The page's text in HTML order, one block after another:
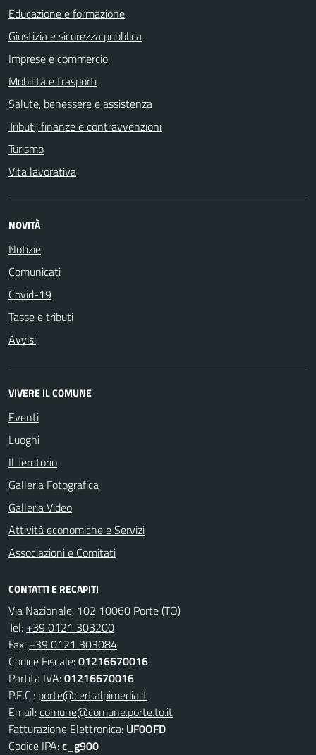
Educazione e formazione
Giustizia e sicurezza pubblica
Imprese e commercio
Mobilità e trasporti
Salute, benessere e assistenza
Tributi, finanze e contravvenzioni
Turismo
Vita lavorativa
NOVITÀ
Notizie
Comunicati
Covid-19
Tasse e tributi
Avvisi
VIVERE IL COMUNE
Eventi
Luoghi
Il Territorio
Galleria Fotografica
Galleria Video
Attività economiche e Servizi
Associazioni e Comitati
CONTATTI E RECAPITI
Via Nazionale, 102 10060 Porte (TO)
Tel: +39 0121 303200
Fax: +39 0121 303084
Codice Fiscale:01216670016
Partita IVA:01216670016
P.E.C.: porte@cert.alpimedia.it
Email:comune@comune.porte.to.it
Fatturazione Elettronica: UF0OFD
Codice IPA:c_g900